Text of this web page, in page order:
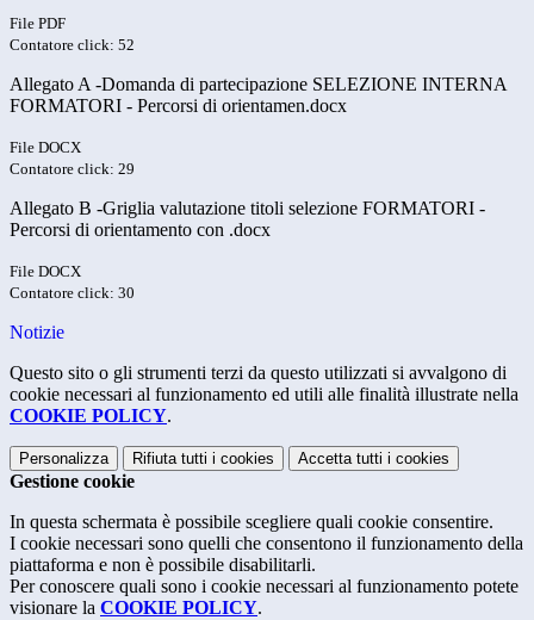
File PDF
Contatore click: 52
Allegato A -Domanda di partecipazione SELEZIONE INTERNA
FORMATORI - Percorsi di orientamen.docx
File DOCX
Contatore click: 29
Allegato B -Griglia valutazione titoli selezione FORMATORI -
Percorsi di orientamento con .docx
File DOCX
Contatore click: 30
Notizie
Questo sito o gli strumenti terzi da questo utilizzati si avvalgono di
cookie necessari al funzionamento ed utili alle finalità illustrate nella
COOKIE POLICY.
Personalizza Rifiuta tutti i cookies Accetta tutti i cookies
Gestione cookie
In questa schermata è possibile scegliere quali cookie consentire.
I cookie necessari sono quelli che consentono il funzionamento della
piattaforma e non è possibile disabilitarli.
Per conoscere quali sono i cookie necessari al funzionamento potete
visionare la COOKIE POLICY.